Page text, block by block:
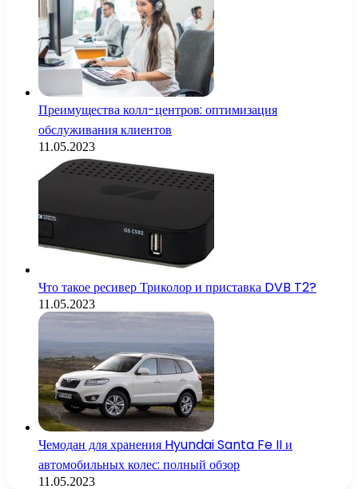
Преимущества колл-центров: оптимизация
обслуживания клиентов
11.05.2023
Что такое ресивер Триколор и приставка DVB T2?
11.05.2023
Чемодан для хранения Hyundai Santa Fe II и
автомобильных колес: полный обзор
11.05.2023